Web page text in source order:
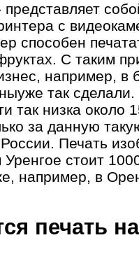
c
способен
С таким
например, в
так сделали.
так низка около
за данную
Печать
стоит
например, в
печать